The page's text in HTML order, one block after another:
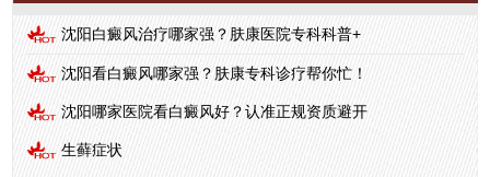
沈阳白癜风治疗哪家强？肤康医院专科科普+
沈阳看白癜风哪家强？肤康专科诊疗帮你忙！
沈阳哪家医院看白癜风好？认准正规资质避开
生藓症状